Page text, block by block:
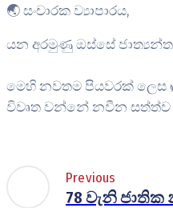
🌏 සංචාරක ව්‍යාපාරය,
යන අරමුණු ඔස්සේ
මෙහි නවතම පියවරක් ලෙස
විවෘත වන්නේ නවීන සත්ත්ව
Previous
78 වැනි